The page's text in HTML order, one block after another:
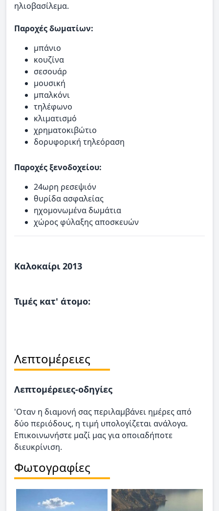
ηλιοβασίλεμα.
Παροχές δωματίων:
μπάνιο
κουζίνα
σεσουάρ
μουσική
μπαλκόνι
τηλέφωνο
κλιματισμό
χρηματοκιβώτιο
δορυφορική τηλεόραση
Παροχές ξενοδοχείου:
24ωρη ρεσεψιόν
θυρίδα ασφαλείας
ηχομονωμένα δωμάτια
χώρος φύλαξης αποσκευών
Καλοκαίρι 2013
Τιμές κατ' άτομο:
Λεπτομέρειες
Λεπτομέρειες-οδηγίες
'Οταν η διαμονή σας περιλαμβάνει ημέρες από
δύο περιόδους, η τιμή υπολογίζεται ανάλογα.
Επικοινωνήστε μαζί μας για οποιαδήποτε
διευκρίνιση.
Φωτογραφίες